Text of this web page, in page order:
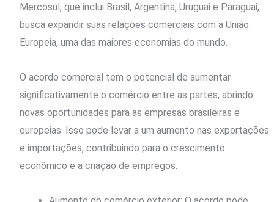
Mercosul, que inclui Brasil, Argentina, Uruguai e Paraguai,
busca expandir suas relações comerciais com a União
Europeia, uma das maiores economias do mundo.
O acordo comercial tem o potencial de aumentar
significativamente o comércio entre as partes, abrindo
novas oportunidades para as empresas brasileiras e
europeias. Isso pode levar a um aumento nas exportações
e importações, contribuindo para o crescimento
econômico e a criação de empregos.